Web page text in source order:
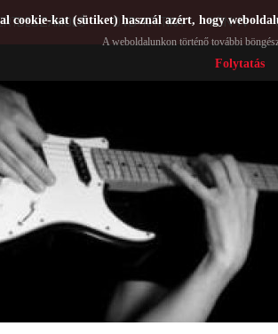
DVD-KRITIKA KÖNYV
cookie-kat (sütiket) használ azért, hogy
A weboldalunkon történő további
Folytatás